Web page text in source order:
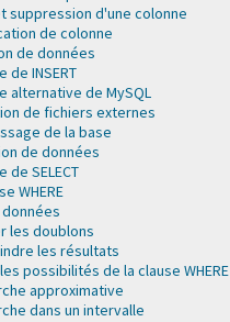
suppression d'une colonne
de colonne
de données
de INSERT
alternative de MySQL
de fichiers externes
de la base
de données
de SELECT
WHERE
les doublons
les résultats
possibilités de la clause WHERE
approximative
dans un intervalle